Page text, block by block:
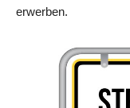
erwerben.